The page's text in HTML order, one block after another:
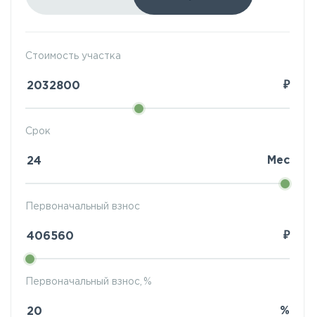
Стоимость участка
₽
Первоначальный взнос
₽
Срок
Мес
Первоначальный взнос, %
%